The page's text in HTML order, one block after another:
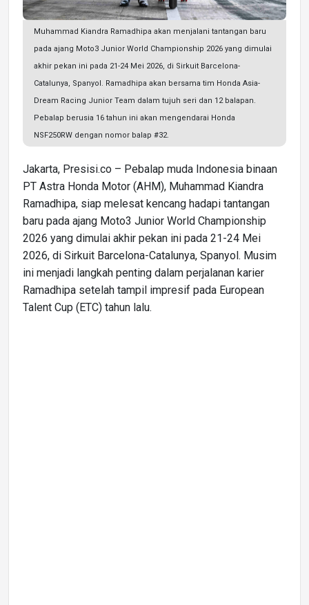
Muhammad Kiandra Ramadhipa akan menjalani tantangan baru
pada ajang Moto3 Junior World Championship 2026 yang dimulai
akhir pekan ini pada 21-24 Mei 2026, di Sirkuit Barcelona-
Catalunya, Spanyol. Ramadhipa akan bersama tim Honda Asia-
Dream Racing Junior Team dalam tujuh seri dan 12 balapan.
Pebalap berusia 16 tahun ini akan mengendarai Honda
NSF250RW dengan nomor balap #32.
Jakarta, Presisi.co – Pebalap muda Indonesia binaan
PT Astra Honda Motor (AHM), Muhammad Kiandra
Ramadhipa, siap melesat kencang hadapi tantangan
baru pada ajang Moto3 Junior World Championship
2026 yang dimulai akhir pekan ini pada 21-24 Mei
2026, di Sirkuit Barcelona-Catalunya, Spanyol. Musim
ini menjadi langkah penting dalam perjalanan karier
Ramadhipa setelah tampil impresif pada European
Talent Cup (ETC) tahun lalu.